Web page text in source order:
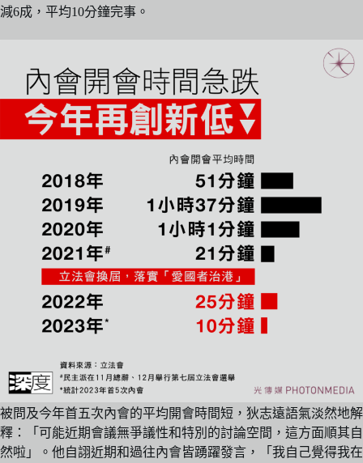
減6成，平均10分鐘完事。
被問及今年首五次內會的平均開會時間短，狄志遠語氣淡然地解
釋：「可能近期會議無爭議性和特別的討論空間，這方面順其自
然啦」。他自詡近期和過往內會皆踴躍發言，「我自己覺得我在